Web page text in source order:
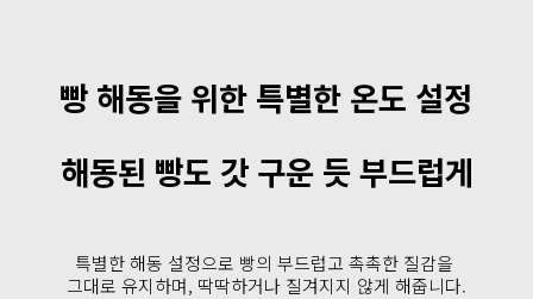
빵 해동을 위한 특별한 온도 설정
해동된 빵도 갓 구운 듯 부드럽게
특별한 해동 설정으로 빵의 부드럽고 촉촉한 질감을
그대로 유지하며, 딱딱하거나 질겨지지 않게 해줍니다.